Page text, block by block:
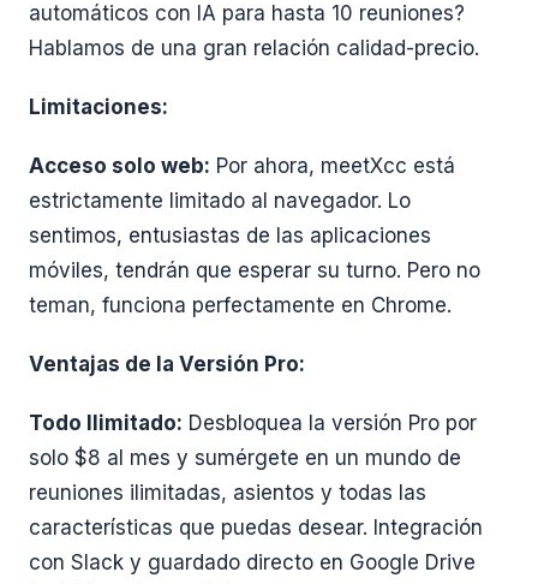
automáticos con IA para hasta 10 reuniones?
Hablamos de una gran relación calidad-precio.
Limitaciones:
Acceso solo web: Por ahora, meetXcc está
estrictamente limitado al navegador. Lo
sentimos, entusiastas de las aplicaciones
móviles, tendrán que esperar su turno. Pero no
teman, funciona perfectamente en Chrome.
Ventajas de la Versión Pro:
Todo Ilimitado: Desbloquea la versión Pro por
solo $8 al mes y sumérgete en un mundo de
reuniones ilimitadas, asientos y todas las
características que puedas desear. Integración
con Slack y guardado directo en Google Drive